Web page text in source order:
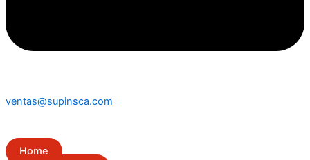
ventas@supinsca.com
Home